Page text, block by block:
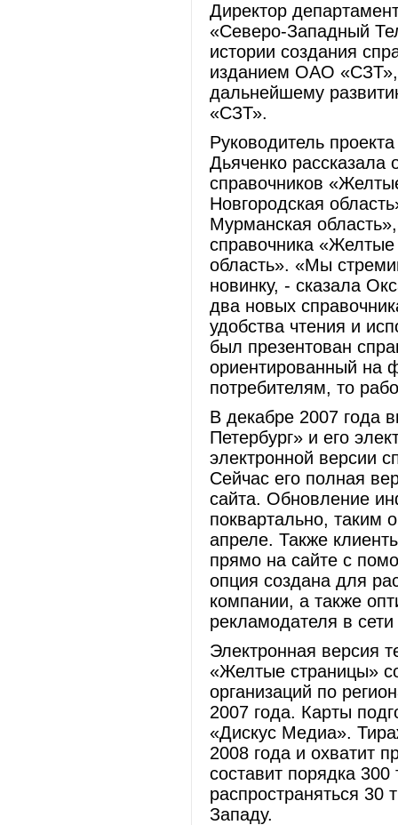
Директор
«Северо-Западный
истории создания
изданием ОАО «СЗТ»,
дальнейшему
«СЗТ».
Руководитель
Дьяченко рассказала
справочников
Новгородская
Мурманская
справочника «Желтые
область». «Мы
новинку, - сказала
два новых
удобства чтения и
был презентован
ориентированный на
потребителям, то
В декабре 2007 года
Петербург» и его
электронной версии
Сейчас его полная
сайта. Обновление
поквартально, таким
апреле. Также
прямо на сайте с
опция создана для
компании, а также
рекламодателя в
Электронная версия
«Желтые страницы»
организаций по
2007 года. Карты
«Дискус Медиа».
2008 года и охватит
составит порядка 300
распространяться 30
Западу.